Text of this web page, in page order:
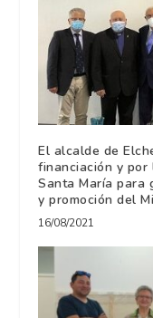
El alcalde de
financiación y
Santa María para
y promoción del
16/08/2021